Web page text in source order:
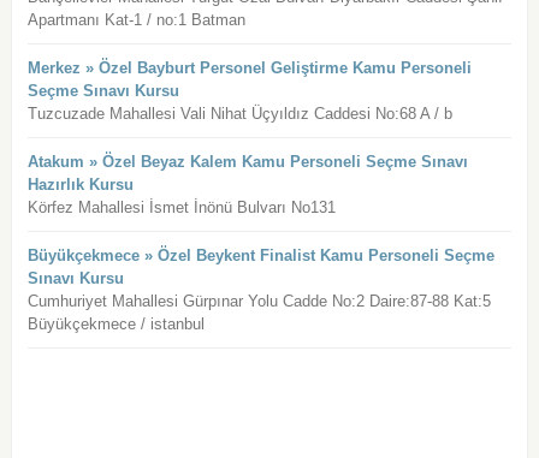
Apartmanı Kat-1 / no:1 Batman
Merkez » Özel Bayburt Personel Geliştirme Kamu Personeli
Seçme Sınavı Kursu
Tuzcuzade Mahallesi Vali Nihat Üçyıldız Caddesi No:68 A / b
Atakum » Özel Beyaz Kalem Kamu Personeli Seçme Sınavı
Hazırlık Kursu
Körfez Mahallesi İsmet İnönü Bulvarı No131
Büyükçekmece » Özel Beykent Finalist Kamu Personeli Seçme
Sınavı Kursu
Cumhuriyet Mahallesi Gürpınar Yolu Cadde No:2 Daire:87-88 Kat:5
Büyükçekmece / istanbul